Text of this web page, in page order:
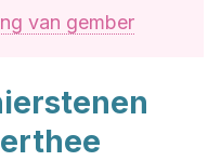
van gember